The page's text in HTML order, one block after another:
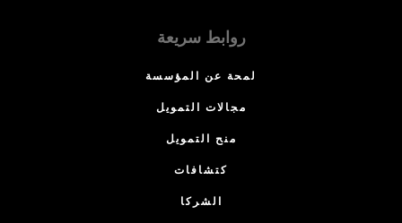
روابط سريعة
لمحة عن المؤسسة
مجالات التمويل
منح التمويل
كتشافات
الشركا